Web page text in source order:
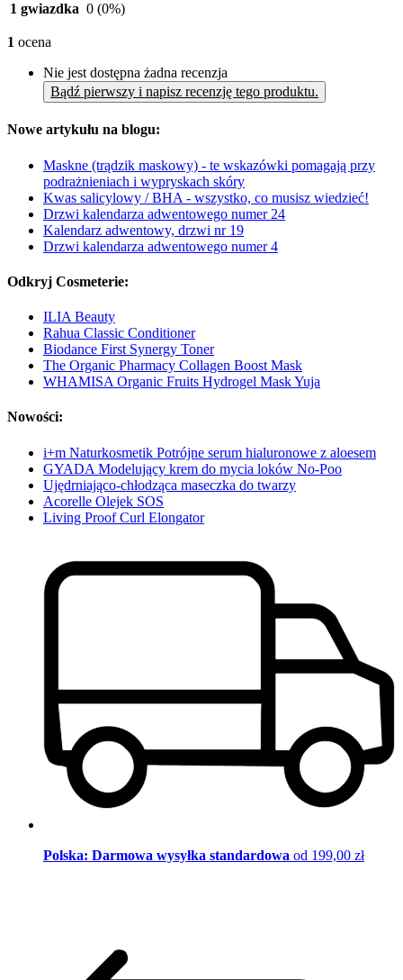
1 gwiazdka 0 (0%)
1 ocena
Nie jest dostępna żadna recenzja
Bądź pierwszy i napisz recenzję tego produktu.
Nowe artykułu na blogu:
Maskne (trądzik maskowy) - te wskazówki pomagają przy
podrażnieniach i wypryskach skóry
Kwas salicylowy / BHA - wszystko, co musisz wiedzieć!
Drzwi kalendarza adwentowego numer 24
Kalendarz adwentowy, drzwi nr 19
Drzwi kalendarza adwentowego numer 4
Odkryj Cosmeterie:
ILIA Beauty
Rahua Classic Conditioner
Biodance First Synergy Toner
The Organic Pharmacy Collagen Boost Mask
WHAMISA Organic Fruits Hydrogel Mask Yuja
Nowości:
i+m Naturkosmetik Potrójne serum hialuronowe z aloesem
GYADA Modelujący krem do mycia loków No-Poo
Ujędrniająco-chłodząca maseczka do twarzy
Acorelle Olejek SOS
Living Proof Curl Elongator
Polska: Darmowa wysyłka standardowa od 199,00 zł